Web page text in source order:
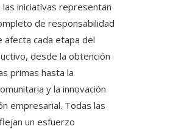
las iniciativas representan
de responsabilidad
afecta cada etapa del
desde la obtención
primas hasta la
y la innovación
empresarial. Todas las
un esfuerzo